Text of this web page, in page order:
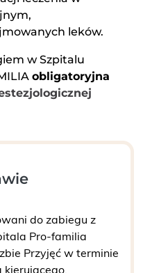
leków.
w Szpitalu
obligatoryjna
do zabiegu z
Pro-familia
Przyjęć w terminie